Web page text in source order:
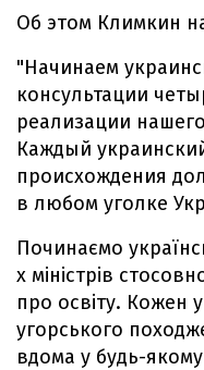
Об этом Климкин
"Начинаем
консультации
реализации
Каждый
происхождения
в любом уголке
Починаємо
х міністрів
про освіту. Кожен
угорського
вдома у будь-